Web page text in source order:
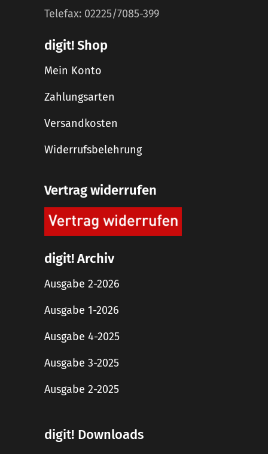
Telefax: 02225/7085-399
digit! Shop
Mein Konto
Zahlungsarten
Versandkosten
Widerrufsbelehrung
Vertrag widerrufen
digit! Archiv
Ausgabe 2-2026
Ausgabe 1-2026
Ausgabe 4-2025
Ausgabe 3-2025
Ausgabe 2-2025
digit! Downloads